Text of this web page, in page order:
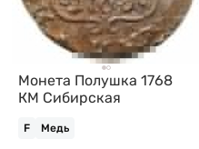
Монета Полушка 1768
КМ Сибирская
F Медь